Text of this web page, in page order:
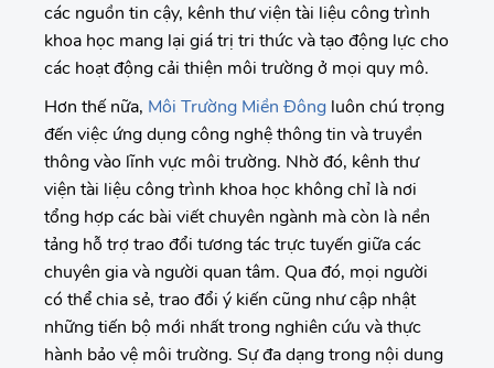
các nguồn tin cậy, kênh thư viện tài liệu công trình
khoa học mang lại giá trị tri thức và tạo động lực cho
các hoạt động cải thiện môi trường ở mọi quy mô.
Hơn thế nữa, Môi Trường Miền Đông luôn chú trọng
đến việc ứng dụng công nghệ thông tin và truyền
thông vào lĩnh vực môi trường. Nhờ đó, kênh thư
viện tài liệu công trình khoa học không chỉ là nơi
tổng hợp các bài viết chuyên ngành mà còn là nền
tảng hỗ trợ trao đổi tương tác trực tuyến giữa các
chuyên gia và người quan tâm. Qua đó, mọi người
có thể chia sẻ, trao đổi ý kiến cũng như cập nhật
những tiến bộ mới nhất trong nghiên cứu và thực
hành bảo vệ môi trường. Sự đa dạng trong nội dung